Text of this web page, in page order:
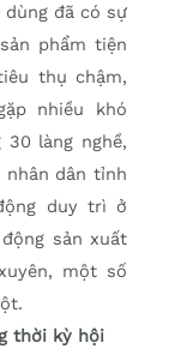
đã có sự
phẩm tiện
thụ chậm,
nhiều khó
làng nghề,
nhân dân tỉnh
duy trì ở
sản xuất
một số
thời kỳ hội